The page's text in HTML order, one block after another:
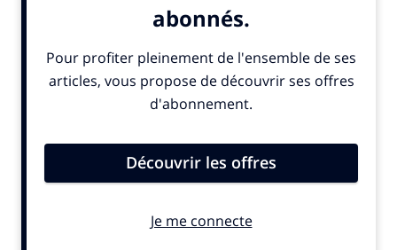
», a-t-elle affirmé en table ronde.
de l’OL féminin, abonde dans ce sens. Elle a rappelé, forte de
son expérience américaine, que «ne rien faire n’apporte rien
à une marque : il faut oser des prises de position.
féminin chez FDJ United, la proximité du sport féminin avec le
public permet aussi d’ouvrir des discussions de fond,
Elle cite l’exemple de la cycliste néerlandaise Demi Vollering,